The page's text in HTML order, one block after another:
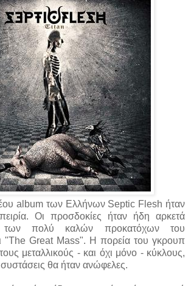
album των Ελλήνων Septic Flesh ήταν
Οι προσδοκίες ήταν ήδη αρκετά
πολύ καλών προκατόχων του
"The Great Mass". Η πορεία του γκρουπ
μεταλλικούς - και όχι μόνο - κύκλους,
θα ήταν ανώφελες.